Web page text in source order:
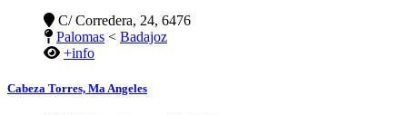
C/ Corredera, 24, 6476
Palomas < Badajoz
+info
Cabeza Torres, Ma Angeles